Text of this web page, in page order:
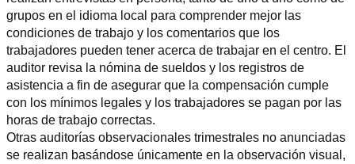
grupos en el idioma local para comprender mejor las
condiciones de trabajo y los comentarios que los
trabajadores pueden tener acerca de trabajar en el centro. El
auditor revisa la nómina de sueldos y los registros de
asistencia a fin de asegurar que la compensación cumple
con los mínimos legales y los trabajadores se pagan por las
horas de trabajo correctas.
Otras auditorías observacionales trimestrales no anunciadas
se realizan basándose únicamente en la observación visual,